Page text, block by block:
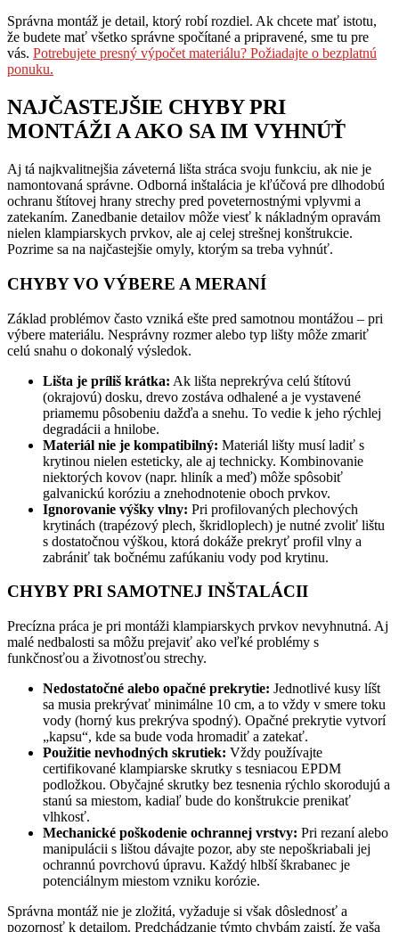
Správna montáž je detail, ktorý robí rozdiel. Ak chcete mať istotu,
že budete mať všetko správne spočítané a pripravené, sme tu pre
vás. Potrebujete presný výpočet materiálu? Požiadajte o bezplatnú
ponuku.
NAJČASTEJŠIE CHYBY PRI
MONTÁŽI A AKO SA IM VYHNÚŤ
Aj tá najkvalitnejšia záveterná lišta stráca svoju funkciu, ak nie je
namontovaná správne. Odborná inštalácia je kľúčová pre dlhodobú
ochranu štítovej hrany strechy pred poveternostnými vplyvmi a
zatekaním. Zanedbanie detailov môže viesť k nákladným opravám
nielen klampiarskych prvkov, ale aj celej strešnej konštrukcie.
Pozrime sa na najčastejšie omyly, ktorým sa treba vyhnúť.
CHYBY VO VÝBERE A MERANÍ
Základ problémov často vzniká ešte pred samotnou montážou – pri
výbere materiálu. Nesprávny rozmer alebo typ lišty môže zmariť
celú snahu o dokonalý výsledok.
Lišta je príliš krátka: Ak lišta neprekrýva celú štítovú
(okrajovú) dosku, drevo zostáva odhalené a je vystavené
priamemu pôsobeniu dažďa a snehu. To vedie k jeho rýchlej
degradácii a hnilobe.
Materiál nie je kompatibilný: Materiál lišty musí ladiť s
krytinou nielen esteticky, ale aj technicky. Kombinovanie
niektorých kovov (napr. hliník a meď) môže spôsobiť
galvanickú koróziu a znehodnotenie oboch prvkov.
Ignorovanie výšky vlny: Pri profilovaných plechových
krytinách (trapézový plech, škridloplech) je nutné zvoliť lištu
s dostatočnou výškou, ktorá dokáže prekryť profil vlny a
zabrániť tak bočnému zafúkaniu vody pod krytinu.
CHYBY PRI SAMOTNEJ INŠTALÁCII
Precízna práca je pri montáži klampiarskych prvkov nevyhnutná. Aj
malé nedbalosti sa môžu prejaviť ako veľké problémy s
funkčnosťou a životnosťou strechy.
Nedostatočné alebo opačné prekrytie: Jednotlivé kusy líšt
sa musia prekrývať minimálne 10 cm, a to vždy v smere toku
vody (horný kus prekrýva spodný). Opačné prekrytie vytvorí
„kapsu“, kde sa bude voda hromadiť a zatekať.
Použitie nevhodných skrutiek: Vždy používajte
certifikované klampiarske skrutky s tesniacou EPDM
podložkou. Obyčajné skrutky bez tesnenia rýchlo skorodujú a
stanú sa miestom, kadiaľ bude do konštrukcie prenikať
vlhkosť.
Mechanické poškodenie ochrannej vrstvy: Pri rezaní alebo
manipulácii s lištou dávajte pozor, aby ste nepoškriabali jej
ochrannú povrchovú úpravu. Každý hlbší škrabanec je
potenciálnym miestom vzniku korózie.
Správna montáž nie je zložitá, vyžaduje si však dôslednosť a
pozornosť k detailom. Predchádzanie týmto chybám zaistí, že vaša